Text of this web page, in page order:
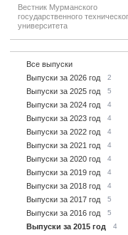
Вестник Мурманского
государственного
университета
Все выпуски
Выпуски за 2026 год 2
Выпуски за 2025 год 5
Выпуски за 2024 год 4
Выпуски за 2023 год 4
Выпуски за 2022 год 4
Выпуски за 2021 год 4
Выпуски за 2020 год 4
Выпуски за 2019 год 4
Выпуски за 2018 год 4
Выпуски за 2017 год 5
Выпуски за 2016 год 5
Выпуски за 2015 год 4